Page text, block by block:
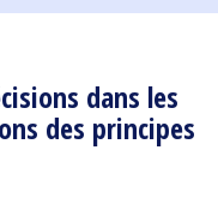
dans les
des principes